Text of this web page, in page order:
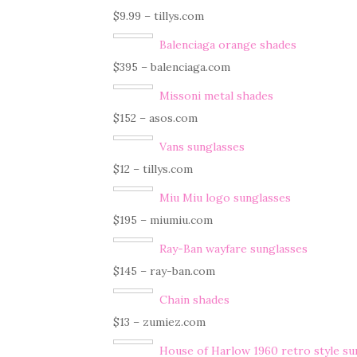
$9.99 – tillys.com
Balenciaga orange shades
$395 – balenciaga.com
Missoni metal shades
$152 – asos.com
Vans sunglasses
$12 – tillys.com
Miu Miu logo sunglasses
$195 – miumiu.com
Ray-Ban wayfare sunglasses
$145 – ray-ban.com
Chain shades
$13 – zumiez.com
House of Harlow 1960 retro style